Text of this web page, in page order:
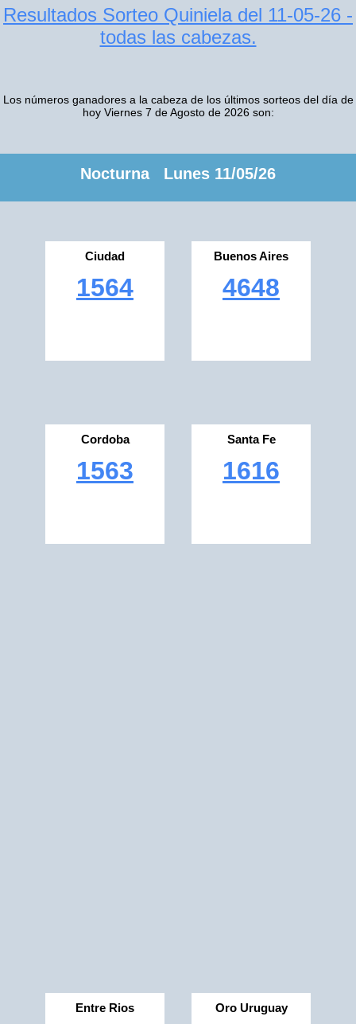
Resultados Sorteo Quiniela del 11-05-26 -
todas las cabezas.
Los números ganadores a la cabeza de los últimos sorteos del día de
hoy Viernes 7 de Agosto de 2026 son:
Nocturna Lunes 11/05/26
Ciudad
1564
Buenos Aires
4648
Cordoba
1563
Santa Fe
1616
Entre Rios Oro Uruguay